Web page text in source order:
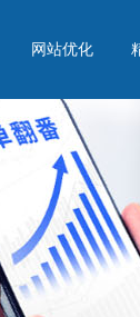
网站优化